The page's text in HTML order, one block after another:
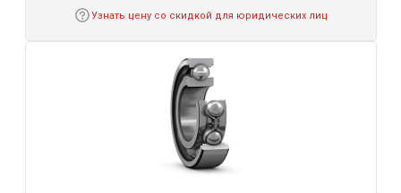
Узнать цену со скидкой для юридических лиц